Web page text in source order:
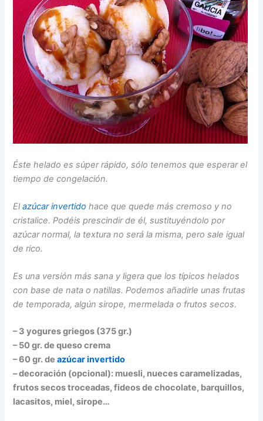
Éste helado es súper rápido, sólo tenemos que esperar el
tiempo de congelación.
Elazúcar invertido hace que quede más cremoso y no
cristalice. Podéis prescindir de él, sustituyéndolo por
azúcar normal, la textura no será la misma, pero sale igual
de rico.
Es una versión más sana y ligera que los típicos helados
con base de nata o natillas. Podemos añadirle unas frutas
de temporada, algún sirope, mermelada o frutos secos.
– 3 yogures griegos (375 gr.)
– 50 gr. de queso crema
– 60 gr. deazúcar invertido
– decoración (opcional): muesli, nueces caramelizadas,
frutos secos troceadas, fideos de chocolate, barquillos,
lacasitos, miel, sirope…